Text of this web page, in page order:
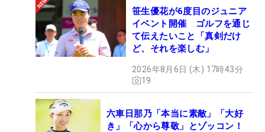
笹生優花が6度目のジュニア
イベント開催 ゴルフを通じ
て伝えたいこと「真剣だけ
ど、それを楽しむ」
2026年8月6日 (木) 17時43分
19
六車日那乃「本当に素敵」「大好
き」「心から尊敬」とゾッコン！